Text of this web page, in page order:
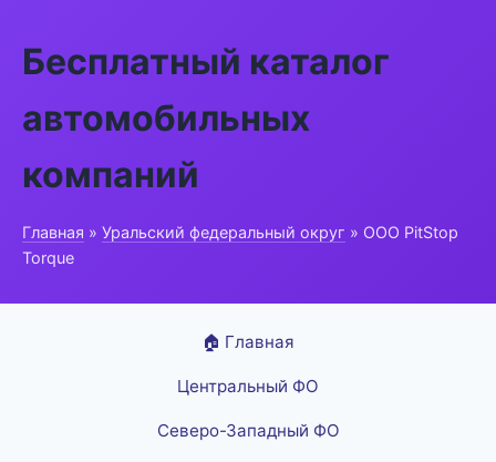
Бесплатный каталог
автомобильных
компаний
Главная » Уральский федеральный округ » ООО PitStop
Torque
🏠 Главная
Центральный ФО
Северо-Западный ФО